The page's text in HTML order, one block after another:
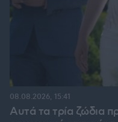
Αυτά τα τρία ζώδια
08.08.2026, 15:41